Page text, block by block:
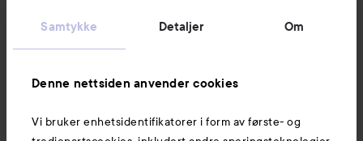
Samtykke Detaljer Om
Denne nettsiden anvender cookies
Vi bruker enhetsidentifikatorer i form av første- og
Kundeservice
Informasjon
Også av interesse